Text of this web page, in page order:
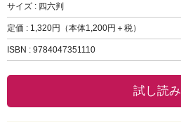
サイズ : 四六判
定価 : 1,320円（本体1,200円＋税）
ISBN : 9784047351110
試し読み